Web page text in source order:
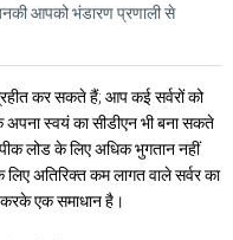
आपको भंडारण प्रणाली से
कर सकते हैं; आप कई सर्वरों को
स्वयं का सीडीएन भी बना सकते
लोड के लिए अधिक भुगतान नहीं
अतिरिक्त कम लागत वाले सर्वर का
एक समाधान है।